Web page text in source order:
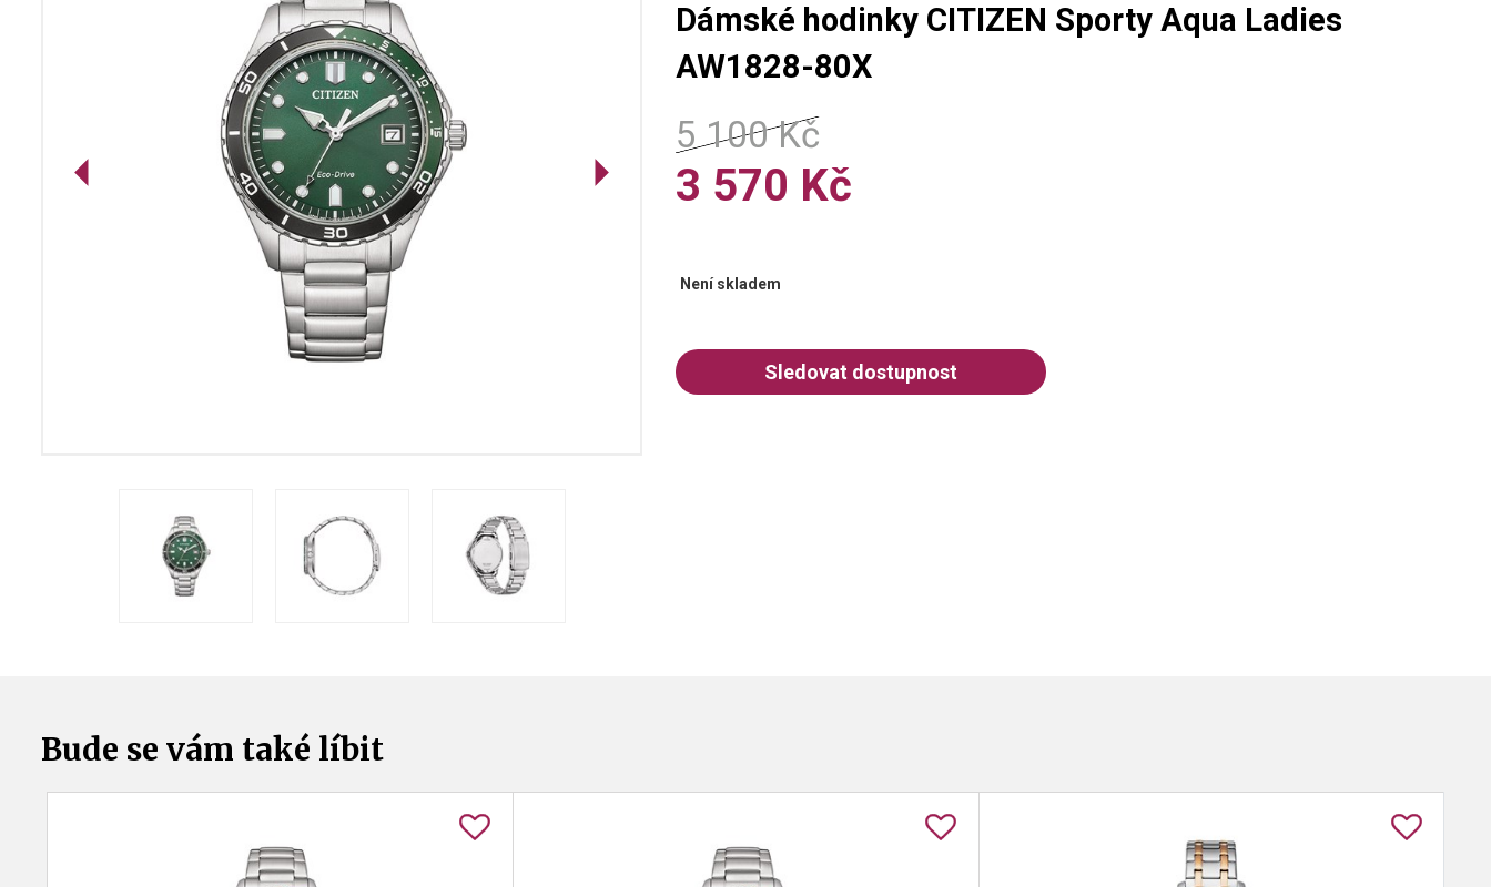
Dámské hodinky CITIZEN Sporty Aqua Ladies
AW1828-80X
5 100 Kč
3 570 Kč
Není skladem
Bude se vám také líbit